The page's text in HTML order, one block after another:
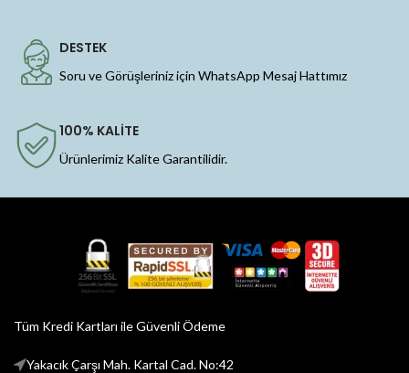
DESTEK
Soru ve Görüşleriniz için WhatsApp Mesaj Hattımız
100% KALİTE
Ürünlerimiz Kalite Garantilidir.
Tüm Kredi Kartları ile Güvenli Ödeme
Yakacık Çarşı Mah. Kartal Cad. No:42